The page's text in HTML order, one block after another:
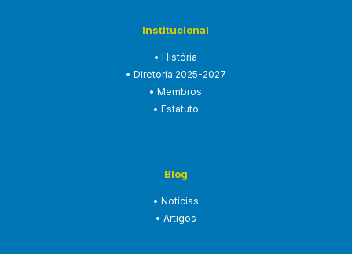
Institucional
• História
• Diretoria 2025-2027
• Membros
• Estatuto
Blog
• Notícias
• Artigos